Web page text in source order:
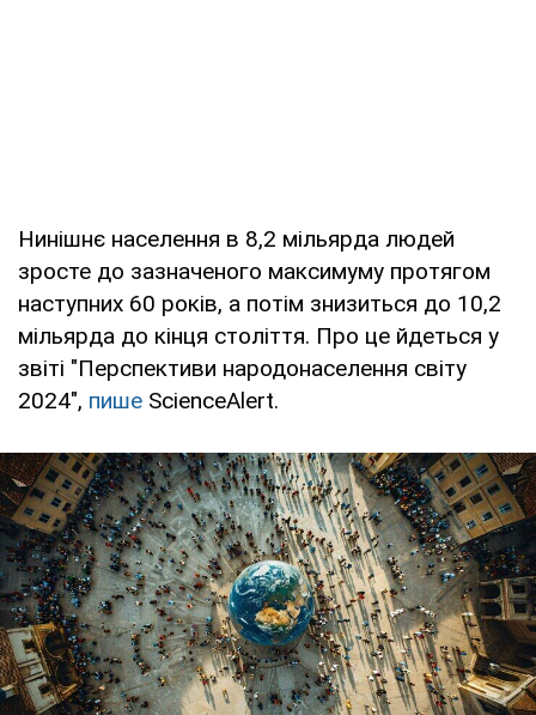
Нинішнє населення в 8,2 мільярда людей
зросте до зазначеного максимуму протягом
наступних 60 років, а потім знизиться до 10,2
мільярда до кінця століття. Про це йдеться у
звіті "Перспективи народонаселення світу
2024", пише ScienceAlert.